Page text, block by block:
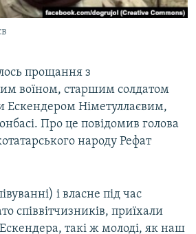
прощання з
воїном, старшим солдатом
Ескендером Німетуллаєвим,
Про це повідомив голова
народу Рефат
і власне під час
співвітчизників, приїхали
такі ж молоді, як наш